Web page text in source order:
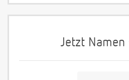
Jetzt Namen